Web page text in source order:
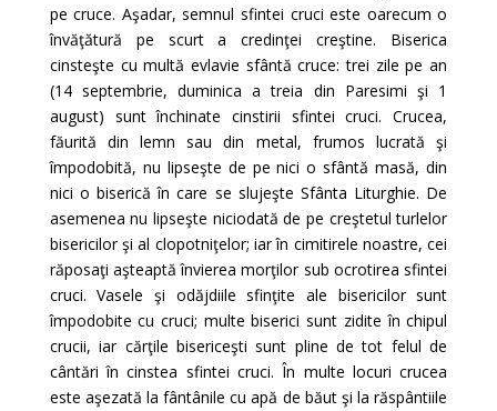
pe cruce. Aşadar, semnul sfintei cruci este oarecum o
învăţătură pe scurt a credinţei creştine. Biserica
cinsteşte cu multă evlavie sfântă cruce: trei zile pe an
(14 septembrie, duminica a treia din Paresimi şi 1
august) sunt închinate cinstirii sfintei cruci. Crucea,
făurită din lemn sau din metal, frumos lucrată şi
împodobită, nu lipseşte de pe nici o sfântă masă, din
nici o biserică în care se slujeşte Sfânta Liturghie. De
asemenea nu lipseşte niciodată de pe creştetul turlelor
bisericilor şi al clopotniţelor; iar în cimitirele noastre, cei
răposaţi aşteaptă învierea morţilor sub ocrotirea sfintei
cruci. Vasele şi odăjdiile sfinţite ale bisericilor sunt
împodobite cu cruci; multe biserici sunt zidite în chipul
crucii, iar cărţile bisericeşti sunt pline de tot felul de
cântări în cinstea sfintei cruci. În multe locuri crucea
este aşezată la fântânile cu apă de băut şi la răspântiile